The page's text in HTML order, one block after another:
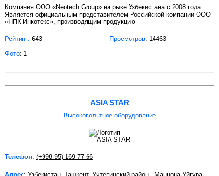
Компания ООО «Neotech Group» на рыке Узбекистана с 2008 года .
Является официальным представителем Российской компании ООО
«НПК Инкотекс», производящим продукцию
Рейтинг: 643 Просмотров: 14463
Фото: 1
ASIA STAR
Высоковольтное оборудование
Телефон: (+998 95) 169 77 66
Адрес: Узбекистан, Ташкент, Учтепинский район , Маннона Уйгура